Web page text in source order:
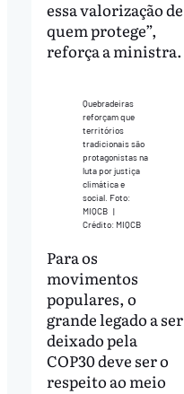
essa valorização de
quem protege”,
reforça a ministra.
Quebradeiras
reforçam que
territórios
tradicionais são
protagonistas na
luta por justiça
climática e
social. Foto:
MIQCB |
Crédito: MIQCB
Para os
movimentos
populares, o
grande legado a ser
deixado pela
COP30 deve ser o
respeito ao meio